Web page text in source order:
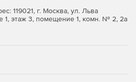
высоты тона придают трекам
Кроме того, насыщенность
119021, г. Москва, ул. Льва
1, этаж 3, помещение 1, комн. № 2, 2а